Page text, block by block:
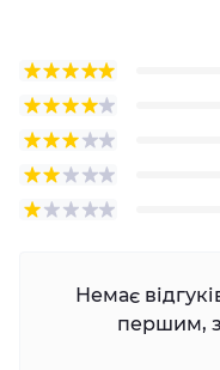
Немає
першим,